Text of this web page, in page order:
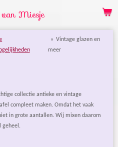
van Miesje
» Vintage glazen en
meer
collectie antieke en vintage
compleet maken. Omdat het vaak
in grote aantallen. Wij mixen daarom
geheel.